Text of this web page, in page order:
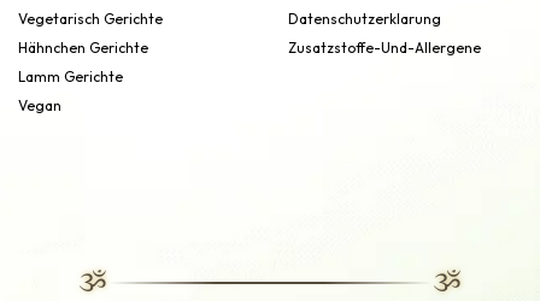
Vegetarisch Gerichte
Hähnchen Gerichte
Lamm Gerichte
Vegan
Datenschutzerklarung
Zusatzstoffe-Und-Allergene